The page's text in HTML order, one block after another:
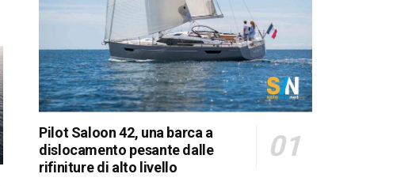
Pilot Saloon 42, una barca a
dislocamento pesante dalle
rifiniture di alto livello